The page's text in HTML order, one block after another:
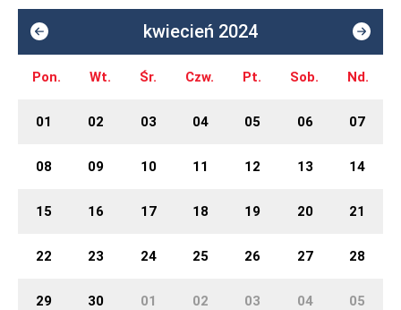
kwiecień 2024
Pon. Wt. Śr. Czw. Pt. Sob. Nd.
01 02 03 04 05 06 07
08 09 10 11 12 13 14
15 16 17 18 19 20 21
22 23 24 25 26 27 28
29 30 01 02 03 04 05